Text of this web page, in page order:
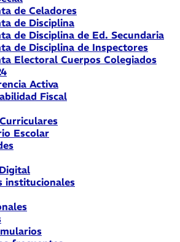
de Celadores
de Disciplina
de Disciplina de Ed. Secundaria
de Disciplina de Inspectores
Electoral Cuerpos Colegiados
Activa
Fiscal
Escolar
institucionales